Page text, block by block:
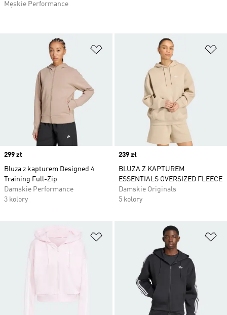
Dodaj do listy życzeń
Price
299 zł
Bluza z kapturem Designed 4
Training Full-Zip
Damskie Performance
3 kolory
Price
239 zł
BLUZA Z KAPTUREM
ESSENTIALS OVERSIZED FLEECE
Damskie Originals
5 kolory
Dodaj do listy życzeń
Męskie Performance